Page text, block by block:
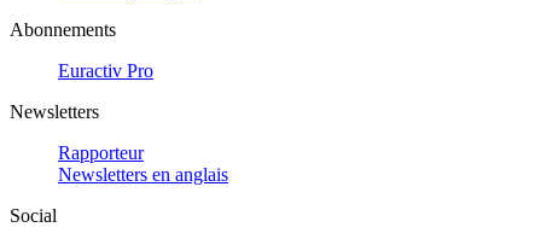
Abonnements
Euractiv Pro
Newsletters
Rapporteur
Newsletters en anglais
Social